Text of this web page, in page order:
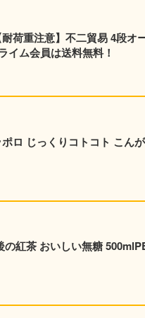
耐荷重注意】不二貿易 4段
イム会員は送料無料！
ロ じっくりコトコト こん
の紅茶 おいしい無糖